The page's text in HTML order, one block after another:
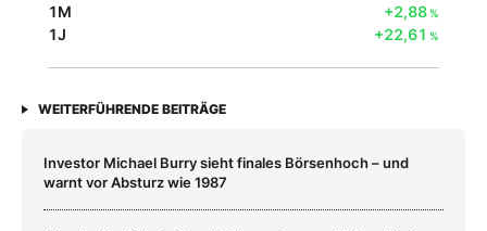
1M +2,88%
1J +22,61 %
WEITERFÜHRENDE BEITRÄGE
Investor Michael Burry sieht finales Börsenhoch – und
warnt vor Absturz wie 1987